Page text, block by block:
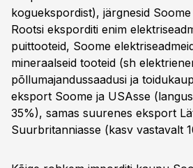
koguekspordist), järgnesid Soome
Rootsi eksporditi enim
puittooteid, Soome
mineraalseid tooteid (sh
põllumajandussaadusi ja
eksport Soome ja USAsse
35%), samas suurenes eksport
Suurbritanniasse (kasv vastavalt